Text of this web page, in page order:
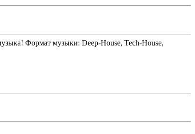
Формат музыки: Deep-House, Tech-House,